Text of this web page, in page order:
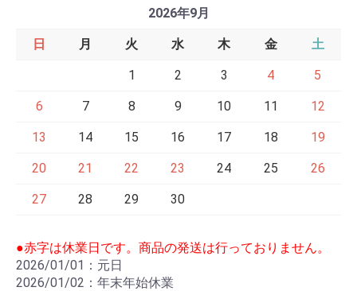
2026年9月
日 月 火 水 木 金 土
1 2 3 4 5
6 7 8 9 10 11 12
13 14 15 16 17 18 19
20 21 22 23 24 25 26
27 28 29 30
●赤字は休業日です。商品の発送は行っておりません。
2026/01/01：元日
2026/01/02：年末年始休業